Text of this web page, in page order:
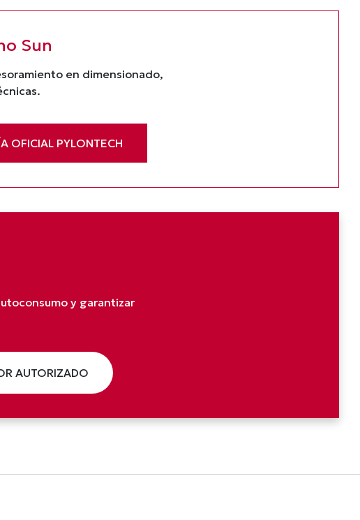
Sun
en dimensionado,
OFICIAL PYLONTECH
y garantizar
AUTORIZADO